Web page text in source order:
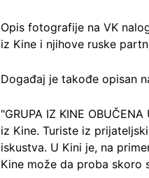
Opis fotografije na VK
iz Kine i njihove ruske
Događaj je takođe opisan
"GRUPA IZ KINE
iz Kine. Turiste iz
iskustva. U Kini je, na
Kine može da proba skoro